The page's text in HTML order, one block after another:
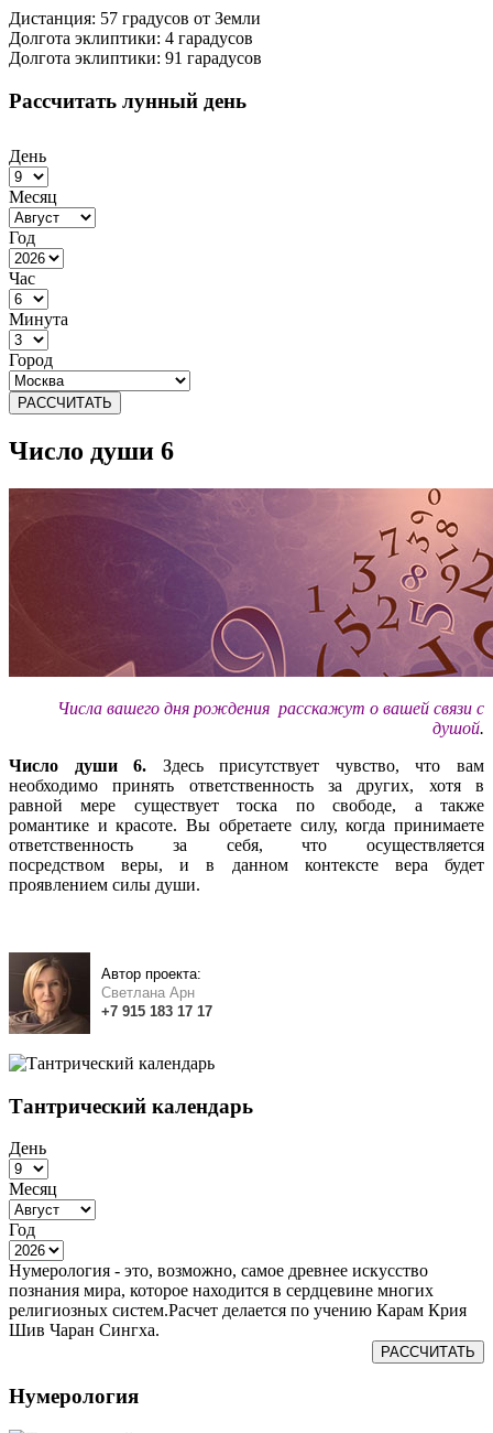
Дистанция: 57 градусов от Земли
Долгота эклиптики: 4 гарадусов
Долгота эклиптики: 91 гарадусов
Рассчитать лунный день
День
Месяц
Год
Час
Минута
Город
РАССЧИТАТЬ
Число души 6
Числа вашего дня рождения расскажут о вашей связи с
душой.
Число души 6. Здесь присутствует чувство, что вам
необходимо принять ответственность за других, хотя в
равной мере существует тоска по свободе, а также
романтике и красоте. Вы обретаете силу, когда принимаете
ответственность за себя, что осуществляется
посредством веры, и в данном контексте вера будет
проявлением силы души.
Автор проекта:
Светлана Арн
+7 915 183 17 17
Тантрический календарь
День
Месяц
Год
Нумерология - это, возможно, самое древнее искусство
познания мира, которое находится в сердцевине многих
религиозных систем.Расчет делается по учению Карам Крия
Шив Чаран Сингха.
РАССЧИТАТЬ
Нумерология